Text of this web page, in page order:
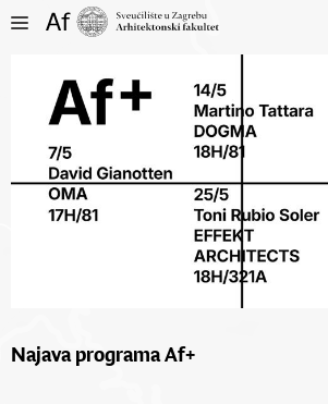
Najava programa Af+